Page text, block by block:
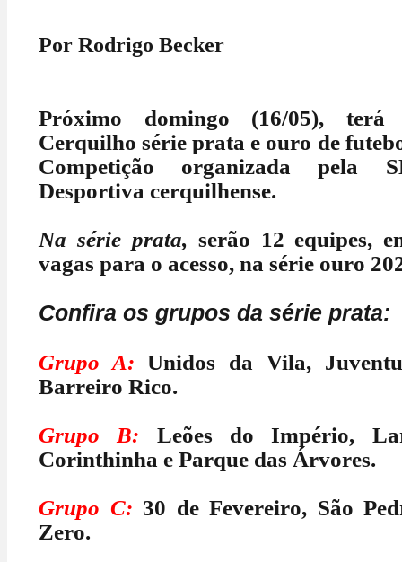
Por Rodrigo Becker
Próximo domingo (16/05),
Cerquilho série prata e ouro de
Competição organizada pela
Desportiva cerquilhense.
Na série prata, serão 12 equipes,
vagas para o acesso, na série ouro
Confira os grupos da série prata:
Grupo A: Unidos da Vila,
Barreiro Rico.
Grupo B: Leões do Império,
Corinthinha e Parque das Árvores.
Grupo C: 30 de Fevereiro, São
Zero.